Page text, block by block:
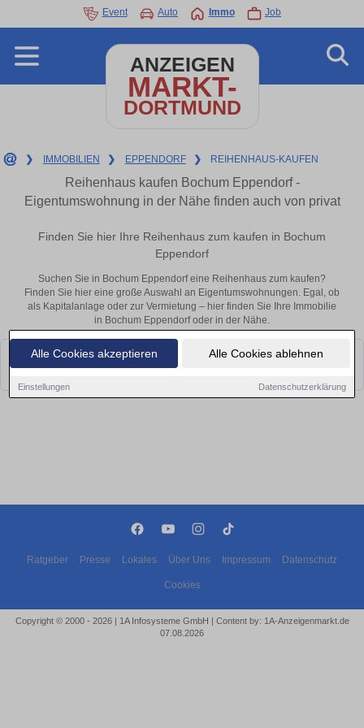
Alle Cookies akzeptieren Alle Cookies ablehnen
Einstellungen Datenschutzerklärung
Event Auto Immo Job
ANZEIGEN
MARKT-
DORTMUND
❯ IMMOBILIEN ❯ EPPENDORF ❯ REIHENHAUS-KAUFEN
Reihenhaus kaufen Bochum Eppendorf -
Eigentumswohnung in der Nähe finden auch von privat
Finden Sie hier Ihre Reihenhaus zum kaufen in Bochum
Eppendorf
Suchen Sie in Bochum Eppendorf eine Reihenhaus zum kaufen?
Finden Sie hier eine große Auswahl an Eigentumswohnungen. Egal, ob
als Kapitalanlage oder zur Vermietung – hier finden Sie Ihre Immobilie
in Bochum Eppendorf oder in der Nähe.
Leider konnten wir derzeit keine passenden Objekte finden. Schauen Sie
bald wieder vorbei!
Ratgeber Presse Lokales Über Uns Impressum Datenschutz
Cookies
Copyright © 2000 - 2026 | 1A Infosysteme GmbH | Content by: 1A-Anzeigenmarkt.de
07.08.2026